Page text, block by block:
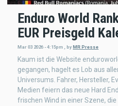
Enduro World
EUR Preisgeld
Mar 03 2026 - 4:15pm byMR Presse
Kaum ist die Website
gegangen, hagelt es Lob aus
Universums. Fahrer, Hersteller,
Medien feiern das neue Hard
frischen Wind in einer Szene,